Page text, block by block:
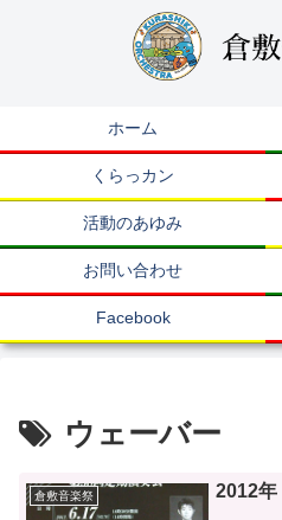
ホーム
くらっカン
活動のあゆみ
お問い合わせ
Facebook
ウェーバー
倉敷音楽祭 2012年